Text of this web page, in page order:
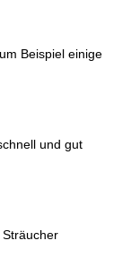
Beispiel einige
und gut